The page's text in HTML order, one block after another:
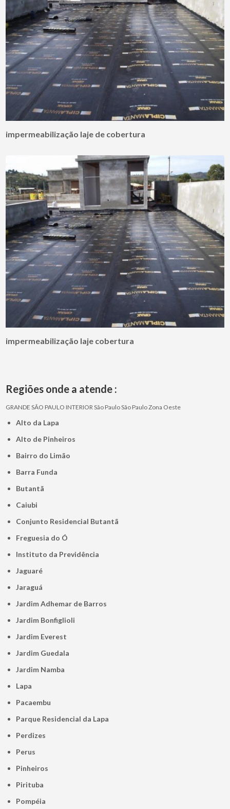
impermeabilização laje de cobertura
impermeabilização laje cobertura
Regiões onde a atende :
GRANDE SÃO PAULO INTERIORSão PauloSão PauloZona Oeste
Alto da Lapa
Alto de Pinheiros
Bairro do Limão
Barra Funda
Butantã
Caiubi
Conjunto Residencial Butantã
Freguesia do Ó
Instituto da Previdência
Jaguaré
Jaraguá
Jardim Adhemar de Barros
Jardim Bonfiglioli
Jardim Everest
Jardim Guedala
Jardim Namba
Lapa
Pacaembu
Parque Residencial da Lapa
Perdizes
Perus
Pinheiros
Pirituba
Pompéia